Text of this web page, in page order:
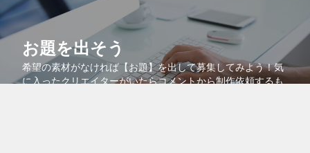
お題を出そう
希望の素材がなければ【お題】を出して募集してみよう！気
に入ったクリエイターがいたらコメントから制作依頼するも